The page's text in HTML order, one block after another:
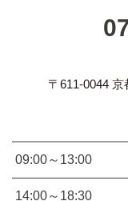
〒611-0044
09:00～13:00
14:00～18:30